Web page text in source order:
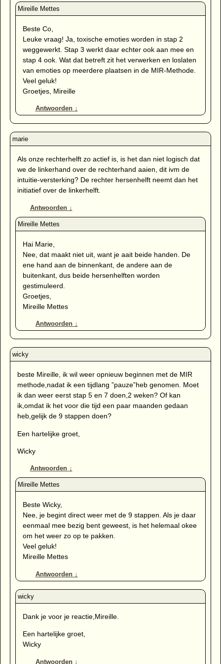
Beste Co,
Leuke vraag! Ja, toxische emoties worden in stap 2
weggewerkt. Stap 3 werkt daar echter ook aan mee en
stap 4 ook. Wat dat betreft zit het verwerken en loslaten
van emoties op meerdere plaatsen in de MIR-Methode.
Veel geluk!
Groetjes, Mireille
Antwoorden ↓
Als onze rechterhelft zo actief is, is het dan niet logisch dat
we de linkerhand over de rechterhand aaien, dit ivm de
intuitie-versterking? De rechter hersenhelft neemt dan het
initiatief over de linkerhelft.
Antwoorden ↓
Hai Marie,
Nee, dat maakt niet uit, want je aait beide handen. De
ene hand aan de binnenkant, de andere aan de
buitenkant, dus beide hersenhelften worden
gestimuleerd.
Groetjes,
Mireille Mettes
Antwoorden ↓
beste Mireille, ik wil weer opnieuw beginnen met de MIR
methode,nadat ik een tijdlang ”pauze”heb genomen. Moet
ik dan weer eerst stap 5 en 7 doen,2 weken? Of kan
ik,omdat ik het voor die tijd een paar maanden gedaan
heb,gelijk de 9 stappen doen?
Een hartelijke groet,
Wicky
Antwoorden ↓
Beste Wicky,
Nee, je begint direct weer met de 9 stappen. Als je daar
eenmaal mee bezig bent geweest, is het helemaal okee
om het weer zo op te pakken.
Veel geluk!
Mireille Mettes
Antwoorden ↓
Dank je voor je reactie,Mireille.
Een hartelijke groet,
Wicky
Antwoorden ↓